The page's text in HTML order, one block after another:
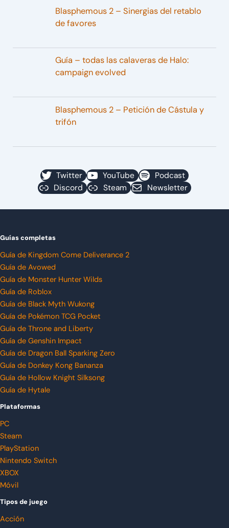
Blasphemous 2 – Sinergias del retablo
de favores
Guía – todas las calaveras de Halo:
campaign evolved
Blasphemous 2 – Petición de Cástula y
trifón
Twitter YouTube
Podcast
Discord
Steam Newsletter
Guías completas
Guía de Kingdom Come Deliverance 2
Guía de Avowed
Guía de Monster Hunter Wilds
Guía de Roblox
Guía de Black Myth Wukong
Guía de Pokémon TCG Pocket
Guía de Throne and Liberty
Guía de Genshin Impact
Guía de Dragon Ball Sparking Zero
Guía de Donkey Kong Bananza
Guía de Hollow Knight Silksong
Guía de Hytale
Plataformas
PC
Steam
PlayStation
Nintendo Switch
XBOX
Móvil
Tipos de juego
Acción